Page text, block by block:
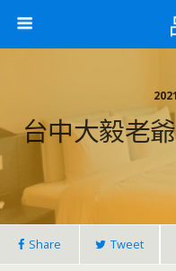
台中大毅老
Share Tweet